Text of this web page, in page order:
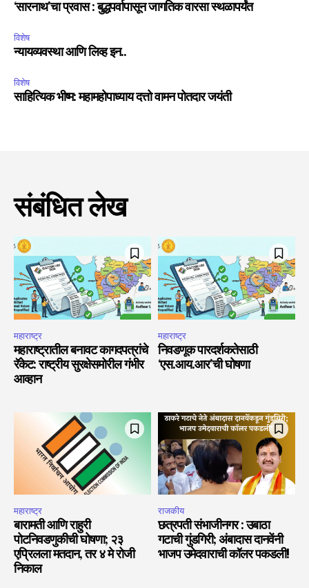
‘सारनाथ’चा प्रवास : बुद्धपर्वापासून जागतिक वारसा स्थळापर्यंत
विशेष
न्यायव्यवस्था आणि लिव्ह इन..
विशेष
साहित्यिक भीष्म: महामहोपाध्याय दत्तो वामन पोतदार जयंती
संबंधित लेख
महाराष्ट्र
महाराष्ट्रातील बनावट कागदपत्रांचे
रॅकेट: राष्ट्रीय सुरक्षेसमोरील गंभीर
आव्हान
महाराष्ट्र
निवडणूक पारदर्शकतेसाठी
‘एस.आय.आर’ची घोषणा
महाराष्ट्र
बारामती आणि राहुरी
पोटनिवडणुकीची घोषणा; २३
एप्रिलला मतदान, तर ४ मे रोजी
निकाल
राजकीय
छत्रपती संभाजीनगर : उबाठा
गटाची गुंडगिरी; अंबादास दानवेंनी
भाजप उमेदवाराची कॉलर पकडली!